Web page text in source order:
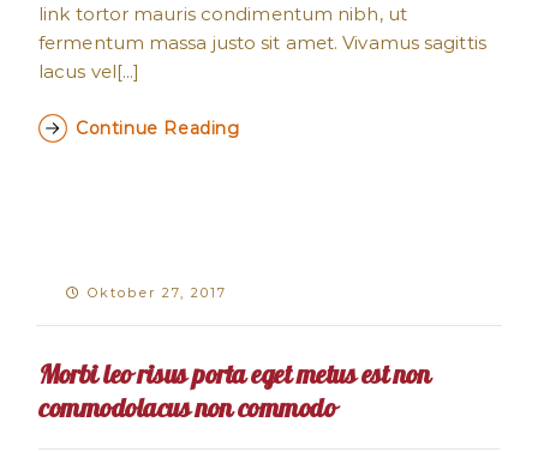
link tortor mauris condimentum nibh, ut
fermentum massa justo sit amet. Vivamus sagittis
lacus vel[...]
Continue Reading
Oktober 27, 2017
Morbi leo risus porta eget metus est non
commodolacus non commodo